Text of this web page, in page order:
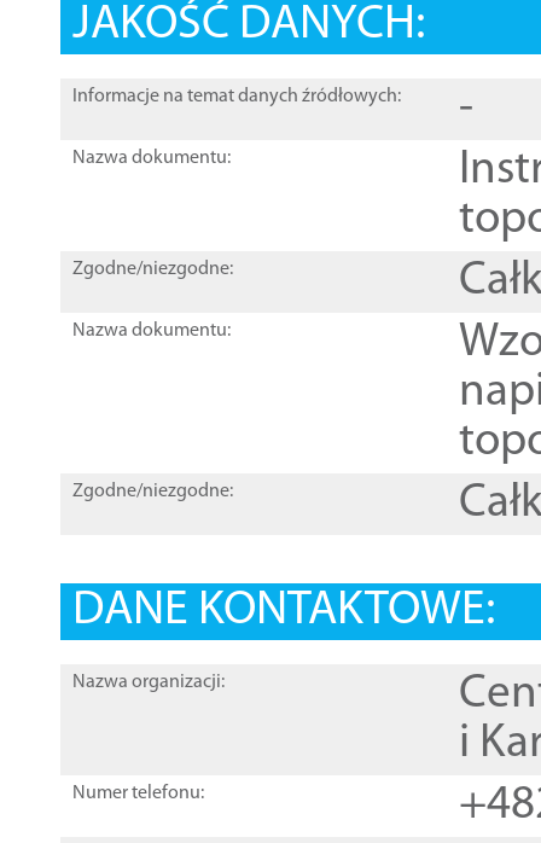
JAKOŚĆ DANYCH:
Informacje na temat danych źródłowych: -
Nazwa dokumentu:
Zgodne/niezgodne:
Nazwa dokumentu:
Zgodne/niezgodne:
DANE KONTAKTOWE:
Nazwa organizacji:
i
Numer telefonu: